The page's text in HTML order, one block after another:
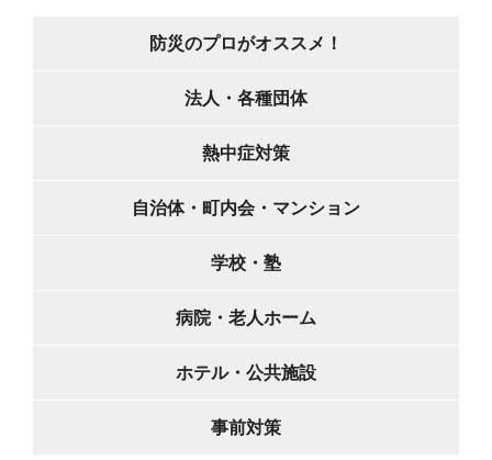
防災のプロがオススメ！
法人・各種団体
熱中症対策
自治体・町内会・マンション
学校・塾
病院・老人ホーム
ホテル・公共施設
事前対策